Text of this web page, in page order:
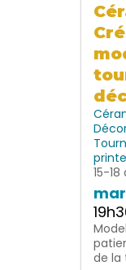
15-
de la